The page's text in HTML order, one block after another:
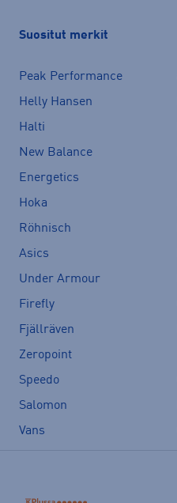
Suositut merkit
Peak Performance
Helly Hansen
Halti
New Balance
Energetics
Hoka
Röhnisch
Asics
Under Armour
Firefly
Fjällräven
Zeropoint
Speedo
Salomon
Vans